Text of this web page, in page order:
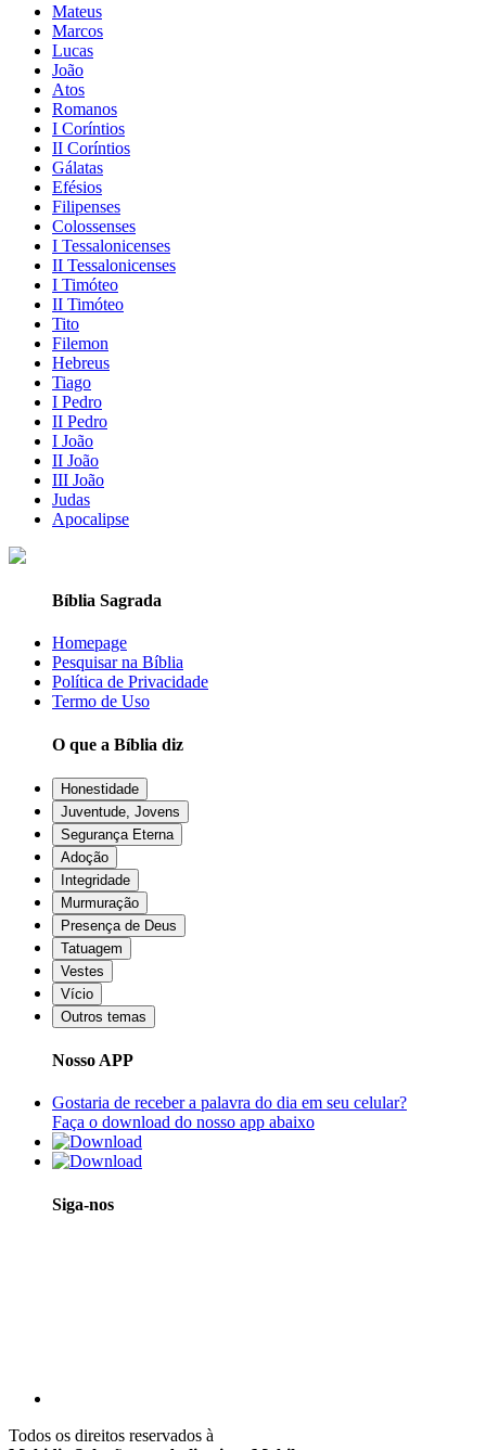
Mateus
Marcos
Lucas
João
Atos
Romanos
I Coríntios
II Coríntios
Gálatas
Efésios
Filipenses
Colossenses
I Tessalonicenses
II Tessalonicenses
I Timóteo
II Timóteo
Tito
Filemon
Hebreus
Tiago
I Pedro
II Pedro
I João
II João
III João
Judas
Apocalipse
Bíblia Sagrada
Homepage
Pesquisar na Bíblia
Política de Privacidade
Termo de Uso
O que a Bíblia diz
Honestidade
Juventude, Jovens
Segurança Eterna
Adoção
Integridade
Murmuração
Presença de Deus
Tatuagem
Vestes
Vício
Outros temas
Nosso APP
Gostaria de receber a palavra do dia em seu celular?
Faça o download do nosso app abaixo
Siga-nos
Todos os direitos reservados à